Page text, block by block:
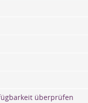
überprüfen